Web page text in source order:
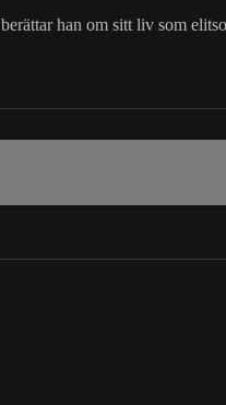
han om sitt liv som